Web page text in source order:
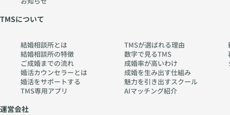
TMSについて
結婚相談所とは
結婚相談所の特徴
ご成婚までの流れ
婚活カウンセラーとは
婚活をサポートする
TMS専用アプリ
TMSが選ばれる理由
数字で見るTMS
成婚率が高いわけ
成婚を生み出す仕組み
魅力を引き出すスクール
AIマッチング紹介
運営会社